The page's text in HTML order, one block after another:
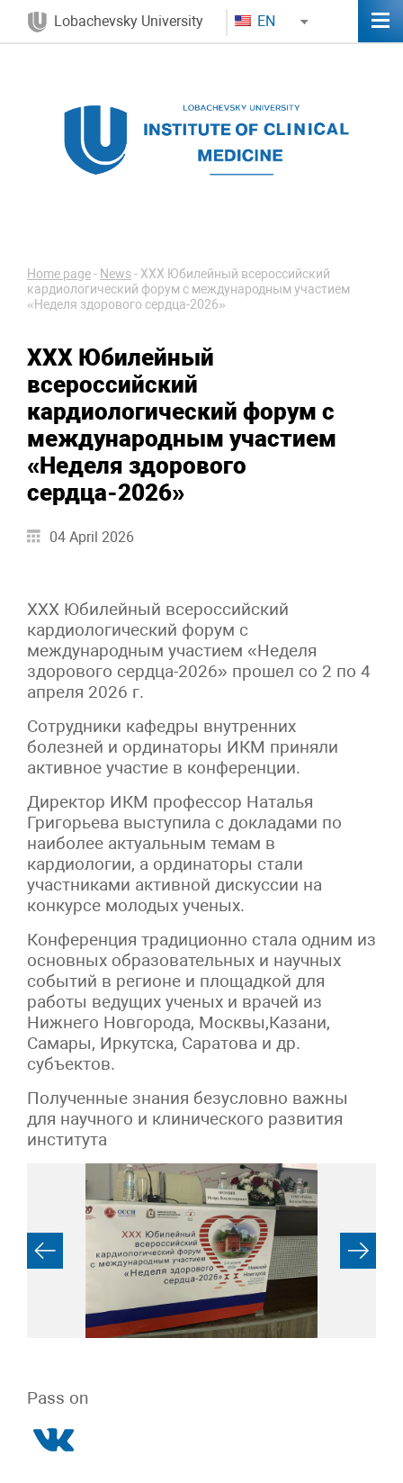
Lobachevsky University EN
Home page- News- XXX Юбилейный всероссийский
кардиологический форум с международным участием
«Неделя здорового сердца-2026»
XXX Юбилейный
всероссийский
кардиологический форум с
международным участием
«Неделя здорового
сердца-2026»
04 April 2026
XXX Юбилейный всероссийский
кардиологический форум с
международным участием «Неделя
здорового сердца-2026» прошел со 2 по 4
апреля 2026 г.
Сотрудники кафедры внутренних
болезней и ординаторы ИКМ приняли
активное участие в конференции.
Директор ИКМ профессор Наталья
Григорьева выступила с докладами по
наиболее актуальным темам в
кардиологии, а ординаторы стали
участниками активной дискуссии на
конкурсе молодых ученых.
Конференция традиционно стала одним из
основных образовательных и научных
событий в регионе и площадкой для
работы ведущих ученых и врачей из
Нижнего Новгорода, Москвы,Казани,
Самары, Иркутска, Саратова и др.
субъектов.
Полученные знания безусловно важны
для научного и клинического развития
института
Pass on